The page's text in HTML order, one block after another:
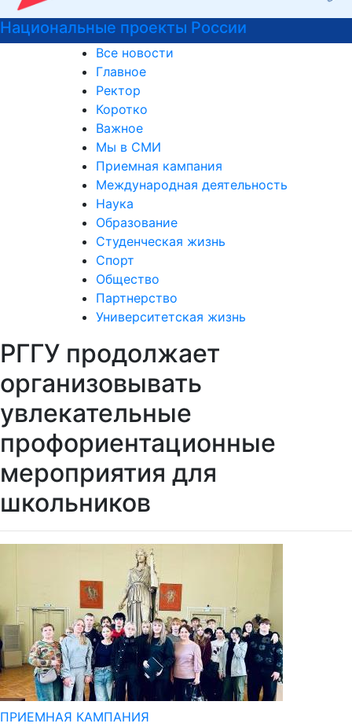
Национальные проекты России
Все новости
Главное
Ректор
Коротко
Важное
Мы в СМИ
Приемная кампания
Международная деятельность
Наука
Образование
Студенческая жизнь
Спорт
Общество
Партнерство
Университетская жизнь
РГГУ продолжает
организовывать
увлекательные
профориентационные
мероприятия для
школьников
ПРИЕМНАЯ КАМПАНИЯ